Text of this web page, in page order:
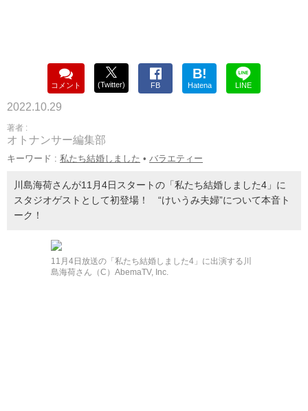
コメント (Twitter) FB
B!
Hatena LINE
2022.10.29
著者 :
オトナンサー編集部
キーワード : 私たち結婚しました • バラエティー
川島海荷さんが11月4日スタートの「私たち結婚しました4」に
スタジオゲストとして初登場！ “けいうみ夫婦”について本音ト
ーク！
11月4日放送の「私たち結婚しました4」に出演する川
島海荷さん（C）AbemaTV, Inc.